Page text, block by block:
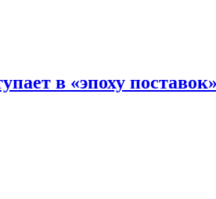
в «эпоху поставок»